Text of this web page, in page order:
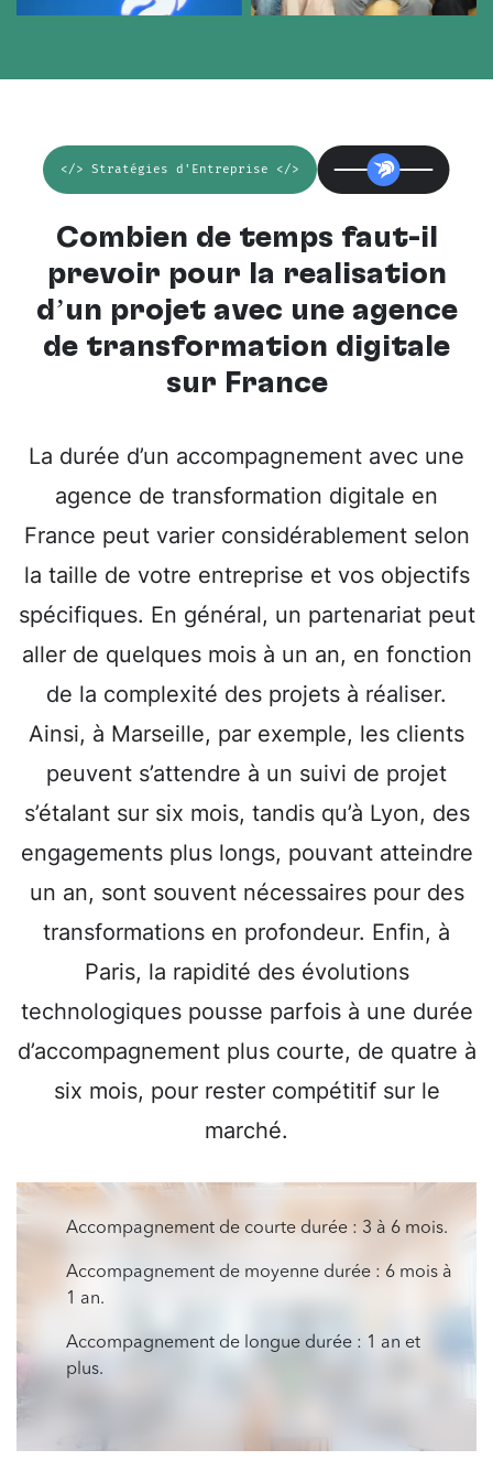
</> Stratégies d'Entreprise </>
Combien de temps faut-il
prévoir pour la réalisation
d’un projet avec une agence
de transformation digitale
sur France
La durée d’un accompagnement avec une
agence de transformation digitale en
France peut varier considérablement selon
la taille de votre entreprise et vos objectifs
spécifiques. En général, un partenariat peut
aller de quelques mois à un an, en fonction
de la complexité des projets à réaliser.
Ainsi, à Marseille, par exemple, les clients
peuvent s’attendre à un suivi de projet
s’étalant sur six mois, tandis qu’à Lyon, des
engagements plus longs, pouvant atteindre
un an, sont souvent nécessaires pour des
transformations en profondeur. Enfin, à
Paris, la rapidité des évolutions
technologiques pousse parfois à une durée
d’accompagnement plus courte, de quatre à
six mois, pour rester compétitif sur le
marché.
Accompagnement de courte durée : 3 à 6 mois.
Accompagnement de moyenne durée : 6 mois à
1 an.
Accompagnement de longue durée : 1 an et
plus.